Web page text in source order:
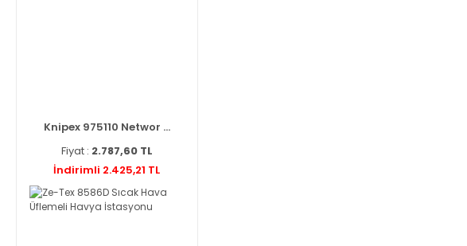
Knipex 975110 Networ ...
Fiyat : 2.787,60 TL
İndirimli 2.425,21 TL